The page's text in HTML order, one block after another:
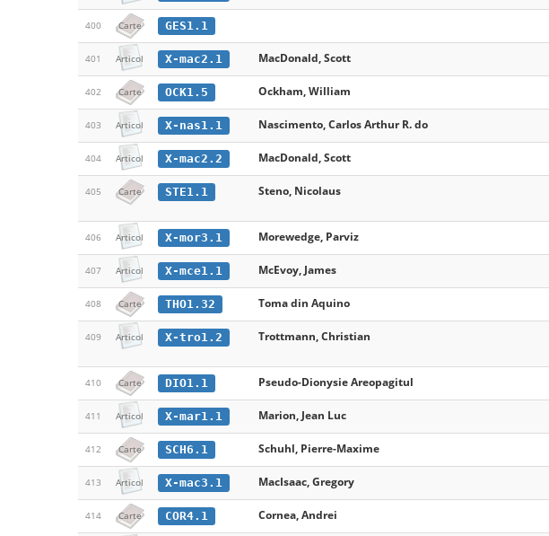
400 Carte GES1.1
401 Articol X-mac2.1 MacDonald, Scott
402 Carte OCK1.5 Ockham, William
403 Articol X-nas1.1 Nascimento, Carlos Arthur R. do
404 Articol X-mac2.2 MacDonald, Scott
405 Carte STE1.1 Steno, Nicolaus
406 Articol X-mor3.1 Morewedge, Parviz
407 Articol X-mce1.1 McEvoy, James
408 Carte THO1.32 Toma din Aquino
409 Articol X-tro1.2 Trottmann, Christian
410 Carte DIO1.1 Pseudo-Dionysie Areopagitul
411 Articol X-mar1.1 Marion, Jean Luc
412 Carte SCH6.1 Schuhl, Pierre-Maxime
413 Articol X-mac3.1 MacIsaac, Gregory
414 Carte COR4.1 Cornea, Andrei